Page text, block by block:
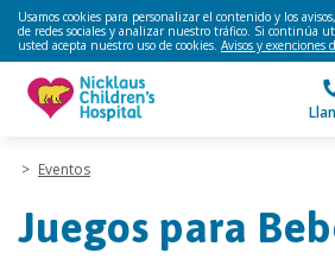
Usamos cookies para personalizar el contenido y los
de redes sociales y analizar nuestro tráfico. Si continúa
usted acepta nuestro uso de cookies. Avisos y exenciones
> Eventos
Juegos para